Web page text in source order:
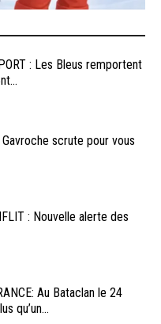
: Les Bleus remportent
Gavroche scrute pour vous
: Nouvelle alerte des
Au Bataclan le 24
qu’un...